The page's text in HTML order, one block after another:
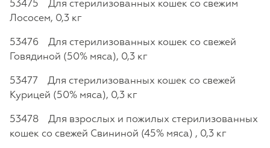
53475 Для стерилизованных кошек со свежим
Лососем, 0,3 кг
53476 Для стерилизованных кошек со свежей
Говядиной (50% мяса), 0,3 кг
53477 Для стерилизованных кошек со свежей
Курицей (50% мяса), 0,3 кг
53478 Для взрослых и пожилых стерилизованных
кошек со свежей Свининой (45% мяса) , 0,3 кг